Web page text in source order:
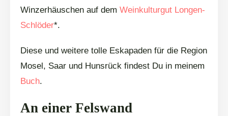
Winzerhäuschen auf dem Weinkulturgut Longen-
Schlöder*.
Diese und weitere tolle Eskapaden für die Region
Mosel, Saar und Hunsrück findest Du in meinem
Buch.
An einer Felswand